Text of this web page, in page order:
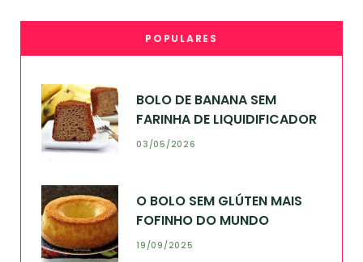
POPULARES
BOLO DE BANANA SEM
FARINHA DE LIQUIDIFICADOR
03/05/2026
O BOLO SEM GLÚTEN MAIS
FOFINHO DO MUNDO
19/09/2025